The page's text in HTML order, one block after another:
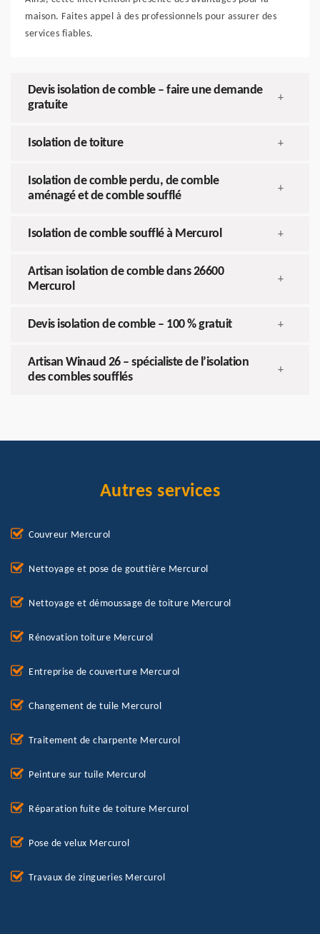
maison. Faites appel à des professionnels pour assurer des
services fiables.
Devis isolation de comble – faire une demande
gratuite
+
Isolation de toiture +
Isolation de comble perdu, de comble
aménagé et de comble soufflé
+
Isolation de comble soufflé à Mercurol +
Artisan isolation de comble dans 26600
Mercurol
+
Devis isolation de comble – 100 % gratuit +
Artisan Winaud 26 – spécialiste de l’isolation
des combles soufflés
+
Autres services
Couvreur Mercurol
Nettoyage et pose de gouttière Mercurol
Nettoyage et démoussage de toiture Mercurol
Rénovation toiture Mercurol
Entreprise de couverture Mercurol
Changement de tuile Mercurol
Traitement de charpente Mercurol
Peinture sur tuile Mercurol
Réparation fuite de toiture Mercurol
Pose de velux Mercurol
Travaux de zingueries Mercurol